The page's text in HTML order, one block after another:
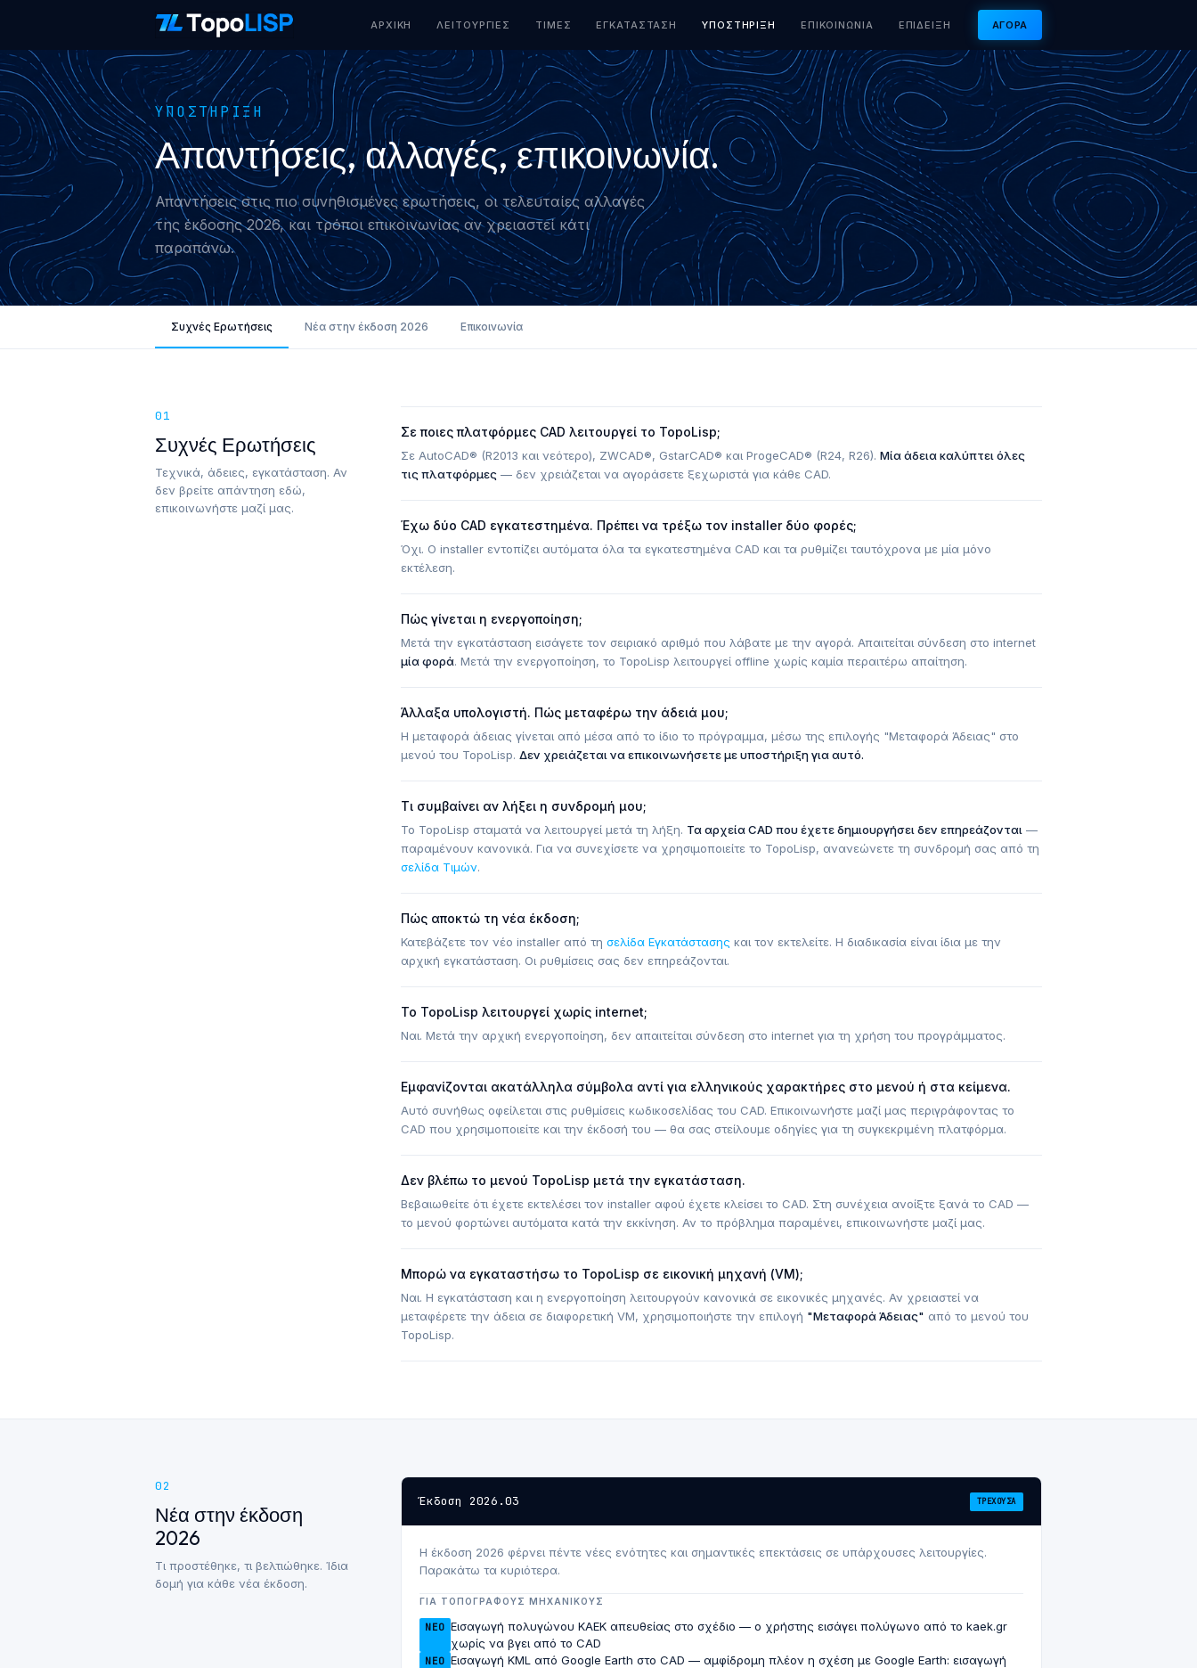
ΑΡΧΙΚΉ ΛΕΙΤΟΥΡΓΊΕΣ ΤΙΜΈΣ ΕΓΚΑΤΆΣΤΑΣΗ ΥΠΟΣΤΉΡΙΞΗ ΕΠΙΚΟΙΝΩΝΊΑ ΕΠΊΔΕΙΞΗ ΑΓΟΡΆ
ΥΠΟΣΤΉΡΙΞΗ
Απαντήσεις, αλλαγές, επικοινωνία.
Απαντήσεις στις πιο συνηθισμένες ερωτήσεις, οι τελευταίες αλλαγές
της έκδοσης 2026, και τρόποι επικοινωνίας αν χρειαστεί κάτι
παραπάνω.
Συχνές Ερωτήσεις Νέα στην έκδοση 2026 Επικοινωνία
01
Συχνές Ερωτήσεις
Τεχνικά, άδειες, εγκατάσταση. Αν
δεν βρείτε απάντηση εδώ,
επικοινωνήστε μαζί μας.
Σε ποιες πλατφόρμες CAD λειτουργεί το TopoLisp;
Σε AutoCAD® (R2013 και νεότερο), ZWCAD®, GstarCAD® και ProgeCAD® (R24, R26). Μία άδεια καλύπτει όλες
τις πλατφόρμες — δεν χρειάζεται να αγοράσετε ξεχωριστά για κάθε CAD.
Έχω δύο CAD εγκατεστημένα. Πρέπει να τρέξω τον installer δύο φορές;
Όχι. Ο installer εντοπίζει αυτόματα όλα τα εγκατεστημένα CAD και τα ρυθμίζει ταυτόχρονα με μία μόνο
εκτέλεση.
Πώς γίνεται η ενεργοποίηση;
Μετά την εγκατάσταση εισάγετε τον σειριακό αριθμό που λάβατε με την αγορά. Απαιτείται σύνδεση στο internet
μία φορά. Μετά την ενεργοποίηση, το TopoLisp λειτουργεί offline χωρίς καμία περαιτέρω απαίτηση.
Άλλαξα υπολογιστή. Πώς μεταφέρω την άδειά μου;
Η μεταφορά άδειας γίνεται από μέσα από το ίδιο το πρόγραμμα, μέσω της επιλογής "Μεταφορά Άδειας" στο
μενού του TopoLisp. Δεν χρειάζεται να επικοινωνήσετε με υποστήριξη για αυτό.
Τι συμβαίνει αν λήξει η συνδρομή μου;
Το TopoLisp σταματά να λειτουργεί μετά τη λήξη. Τα αρχεία CAD που έχετε δημιουργήσει δεν επηρεάζονται —
παραμένουν κανονικά. Για να συνεχίσετε να χρησιμοποιείτε το TopoLisp, ανανεώνετε τη συνδρομή σας από τη
σελίδα Τιμών.
Πώς αποκτώ τη νέα έκδοση;
Κατεβάζετε τον νέο installer από τη σελίδα Εγκατάστασης και τον εκτελείτε. Η διαδικασία είναι ίδια με την
αρχική εγκατάσταση. Οι ρυθμίσεις σας δεν επηρεάζονται.
Το TopoLisp λειτουργεί χωρίς internet;
Ναι. Μετά την αρχική ενεργοποίηση, δεν απαιτείται σύνδεση στο internet για τη χρήση του προγράμματος.
Εμφανίζονται ακατάλληλα σύμβολα αντί για ελληνικούς χαρακτήρες στο μενού ή στα κείμενα.
Αυτό συνήθως οφείλεται στις ρυθμίσεις κωδικοσελίδας του CAD. Επικοινωνήστε μαζί μας περιγράφοντας το
CAD που χρησιμοποιείτε και την έκδοσή του — θα σας στείλουμε οδηγίες για τη συγκεκριμένη πλατφόρμα.
Δεν βλέπω το μενού TopoLisp μετά την εγκατάσταση.
Βεβαιωθείτε ότι έχετε εκτελέσει τον installer αφού έχετε κλείσει το CAD. Στη συνέχεια ανοίξτε ξανά το CAD —
το μενού φορτώνει αυτόματα κατά την εκκίνηση. Αν το πρόβλημα παραμένει, επικοινωνήστε μαζί μας.
Μπορώ να εγκαταστήσω το TopoLisp σε εικονική μηχανή (VM);
Ναι. Η εγκατάσταση και η ενεργοποίηση λειτουργούν κανονικά σε εικονικές μηχανές. Αν χρειαστεί να
μεταφέρετε την άδεια σε διαφορετική VM, χρησιμοποιήστε την επιλογή "Μεταφορά Άδειας" από το μενού του
TopoLisp.
02
Νέα στην έκδοση
2026
Τι προστέθηκε, τι βελτιώθηκε. Ίδια
δομή για κάθε νέα έκδοση.
Έκδοση 2026.03 ΤΡΈΧΟΥΣΑ
Η έκδοση 2026 φέρνει πέντε νέες ενότητες και σημαντικές επεκτάσεις σε υπάρχουσες λειτουργίες.
Παρακάτω τα κυριότερα.
ΓΙΑ ΤΟΠΟΓΡΆΦΟΥΣ ΜΗΧΑΝΙΚΟΎΣ
ΝΈΟ Εισαγωγή πολυγώνου ΚΑΕΚ απευθείας στο σχέδιο — ο χρήστης εισάγει πολύγωνο από το kaek.gr
χωρίς να βγει από το CAD
ΝΈΟ Εισαγωγή KML από Google Earth στο CAD — αμφίδρομη πλέον η σχέση με Google Earth: εισαγωγή